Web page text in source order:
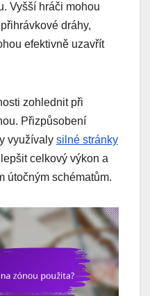
Vyšší hráči mohou
dráhy,
efektivně uzavřít
zohlednit při
Přizpůsobení
využívaly silné stránky
celkový výkon a
útočným schématům.